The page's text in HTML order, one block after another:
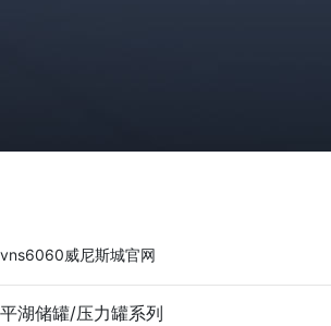
vns6060威尼斯城官网
平湖储罐/压力罐系列